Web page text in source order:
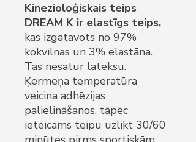
Kinezioloģiskais teips
DREAM K ir elastīgs teips,
kas izgatavots no 97%
kokvilnas un 3% elastāna.
Tas nesatur lateksu.
Ķermeņa temperatūra
veicina adhēzijas
palielināšanos, tāpēc
ieteicams teipu uzlikt 30/60